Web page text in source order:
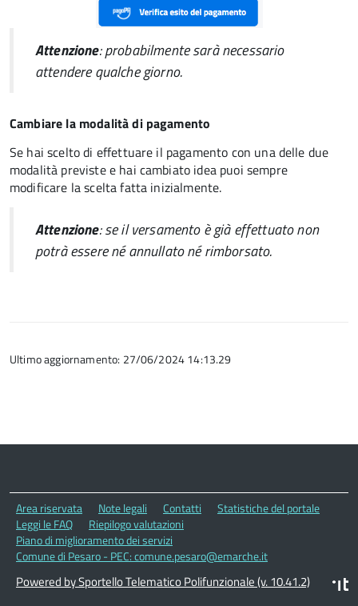
Attenzione: probabilmente sarà necessario
attendere qualche giorno.
Cambiare la modalità di pagamento
Se hai scelto di effettuare il pagamento con una delle due
modalità previste e hai cambiato idea puoi sempre
modificare la scelta fatta inizialmente.
Attenzione: se il versamento è già effettuato non
potrà essere né annullato né rimborsato.
Ultimo aggiornamento: 27/06/2024 14:13.29
Area riservata Note legali Contatti
Statistiche del portale
Leggi le FAQ
Riepilogo valutazioni
Piano di miglioramento dei servizi
Comune di Pesaro - PEC: comune.pesaro@emarche.it
Powered by Sportello Telematico Polifunzionale (v. 10.41.2)